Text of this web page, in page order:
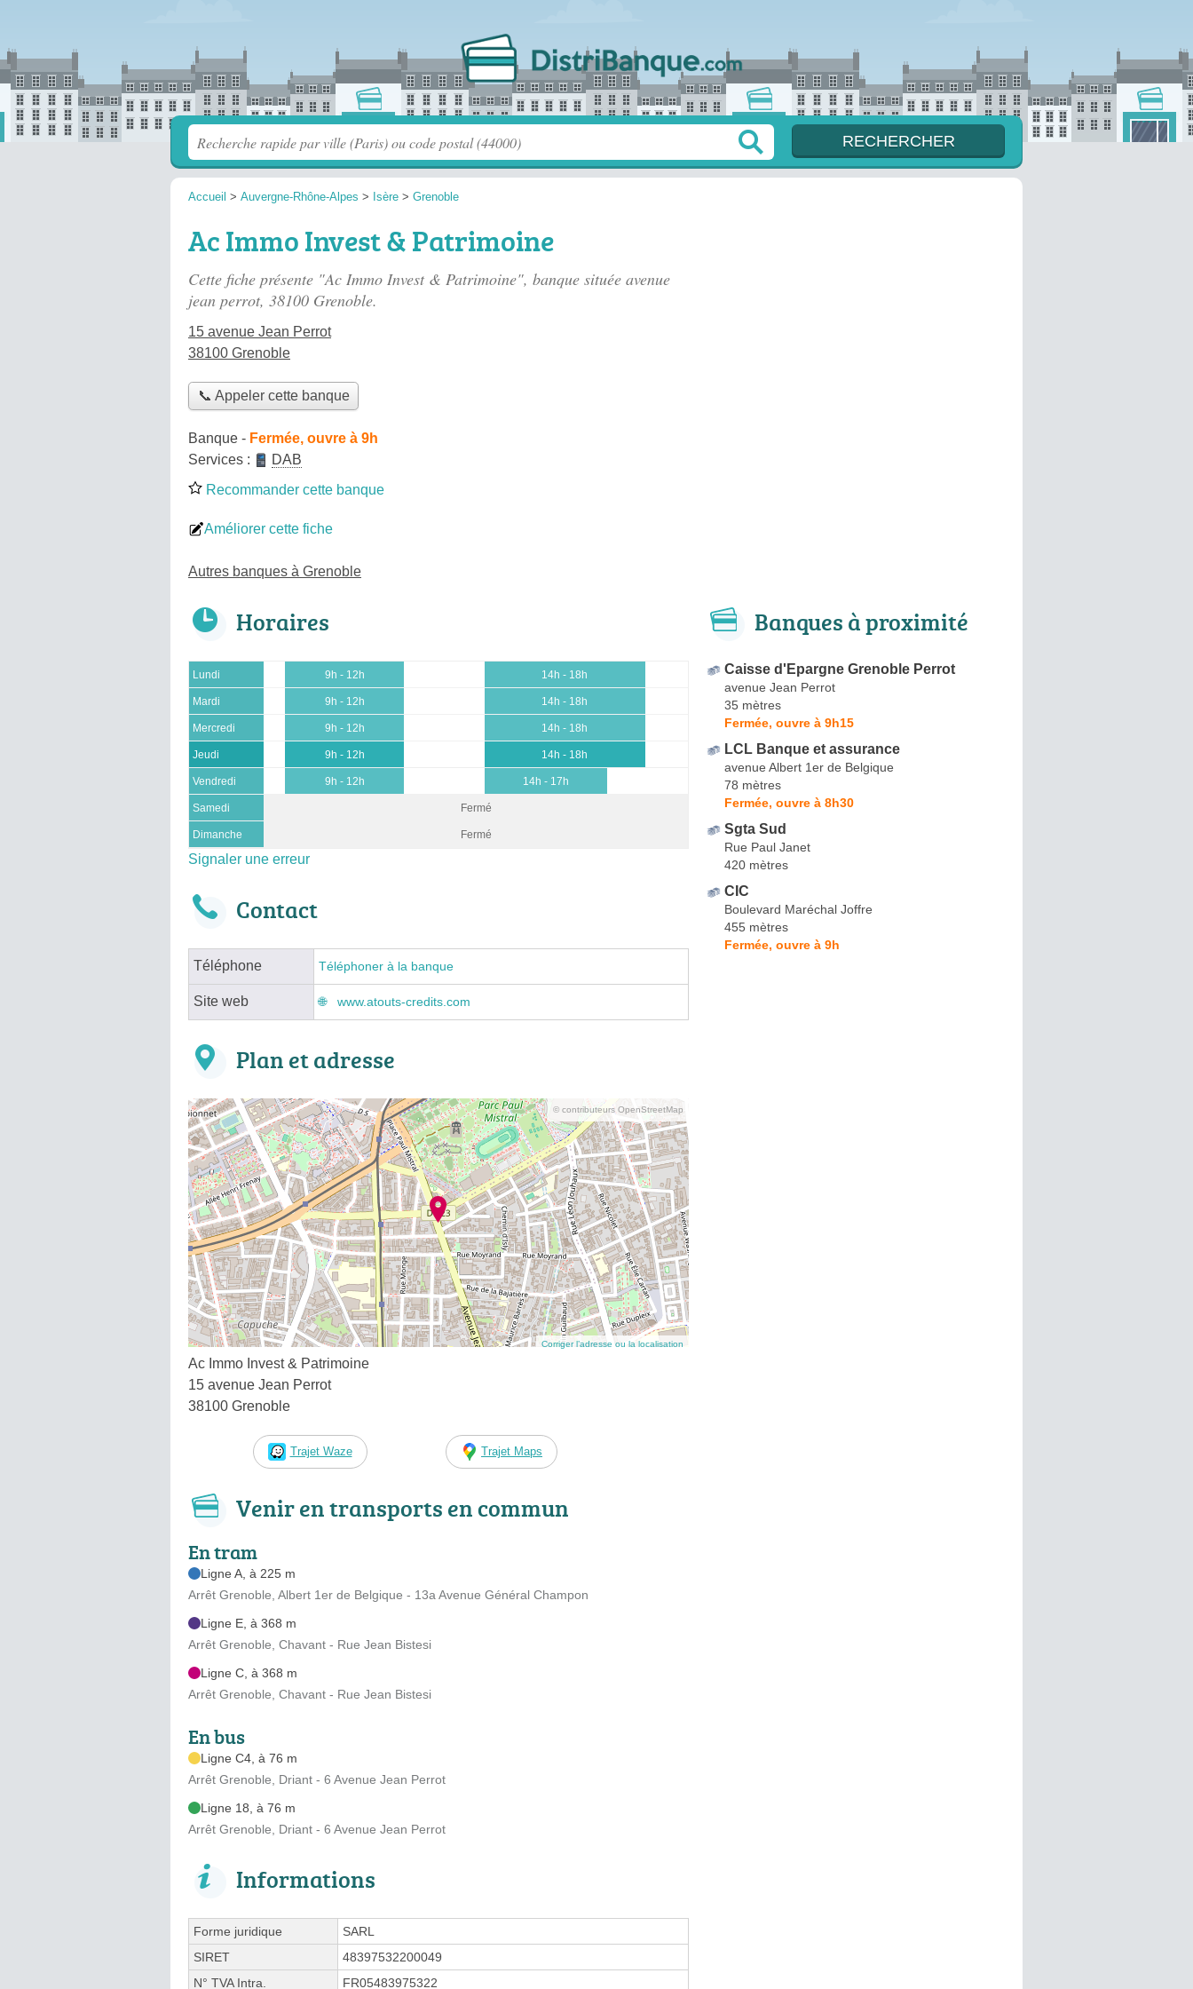
Accueil > Auvergne-Rhône-Alpes > Isère > Grenoble
Ac Immo Invest & Patrimoine
Cette fiche présente "Ac Immo Invest & Patrimoine", banque située avenue
jean perrot, 38100 Grenoble.
15 avenue Jean Perrot
38100 Grenoble
📞 Appeler cette banque
Banque - Fermée, ouvre à 9h
Services :
DAB
Recommander cette banque
Améliorer cette fiche
Autres banques à Grenoble
Horaires
Lundi 9h - 12h 14h - 18h
Mardi 9h - 12h 14h - 18h
Mercredi 9h - 12h 14h - 18h
Jeudi 9h - 12h 14h - 18h
Vendredi 9h - 12h 14h - 17h
Samedi Fermé
Dimanche Fermé
Signaler une erreur
Contact
Téléphone Téléphoner à la banque
Site web www.atouts-credits.com
Plan et adresse
© contributeurs OpenStreetMap
Corriger l’adresse ou la localisation
Ac Immo Invest & Patrimoine
15 avenue Jean Perrot
38100 Grenoble
Trajet Waze Trajet Maps
Venir en transports en commun
En tram
Ligne A, à 225 m
Arrêt Grenoble, Albert 1er de Belgique - 13a Avenue Général Champon
Ligne E, à 368 m
Arrêt Grenoble, Chavant - Rue Jean Bistesi
Ligne C, à 368 m
Arrêt Grenoble, Chavant - Rue Jean Bistesi
En bus
Ligne C4, à 76 m
Arrêt Grenoble, Driant - 6 Avenue Jean Perrot
Ligne 18, à 76 m
Arrêt Grenoble, Driant - 6 Avenue Jean Perrot
Informations
Forme juridique
SARL
SIRET
48397532200049
N° TVA Intra.
FR05483975322
Banques à proximité
Caisse d'Epargne Grenoble Perrot
avenue Jean Perrot
35 mètres
Fermée, ouvre à 9h15
LCL Banque et assurance
avenue Albert 1er de Belgique
78 mètres
Fermée, ouvre à 8h30
Sgta Sud
Rue Paul Janet
420 mètres
CIC
Boulevard Maréchal Joffre
455 mètres
Fermée, ouvre à 9h